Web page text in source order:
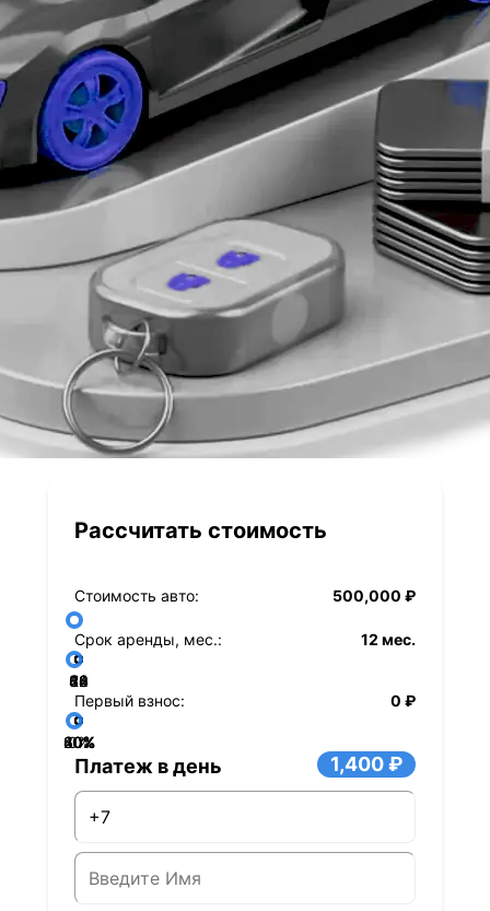
Рассчитать стоимость
Стоимость авто: 500,000 ₽
Срок аренды, мес.: 12 мес.
12
24
36
48
60
72
84
Первый взнос:
0 ₽
0%
20%
40%
60%
80%
Платеж в день 1,400 ₽